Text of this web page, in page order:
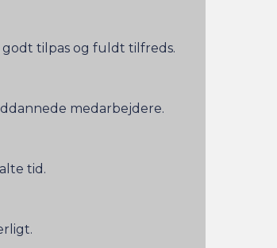
tilpas og fuldt tilfreds.
medarbejdere.
tid.